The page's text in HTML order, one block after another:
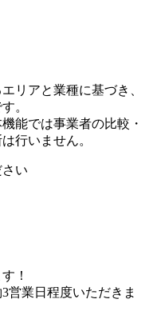
リアと業種に基づき、
。
能では事業者の比較・
行いません。
い
！
営業日程度いただきま